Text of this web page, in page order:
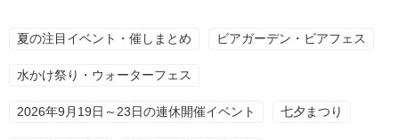
夏の注目イベント・催しまとめ ビアガーデン・ビアフェス
水かけ祭り・ウォーターフェス
2026年9月19日～23日の連休開催イベント 七夕まつり